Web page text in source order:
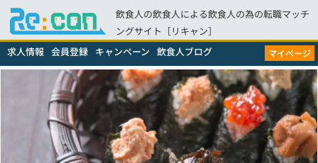
飲食人の飲食人による飲食人の為の転職マッチ
ングサイト［リキャン］
求人情報 会員登録 キャンペーン 飲食人ブログ マイページ